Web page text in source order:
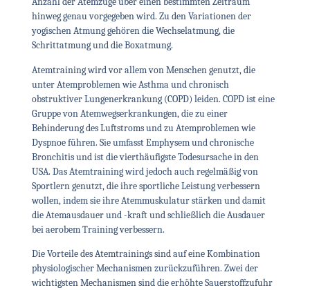
hinweg genau vorgegeben wird. Zu den Variationen der
yogischen Atmung gehören die Wechselatmung, die
Schrittatmung und die Boxatmung.
Atemtraining wird vor allem von Menschen genutzt, die
unter Atemproblemen wie Asthma und chronisch
obstruktiver Lungenerkrankung (COPD) leiden. COPD ist eine
Gruppe von Atemwegserkrankungen, die zu einer
Behinderung des Luftstroms und zu Atemproblemen wie
Dyspnoe führen. Sie umfasst Emphysem und chronische
Bronchitis und ist die vierthäufigste Todesursache in den
USA. Das Atemtraining wird jedoch auch regelmäßig von
Sportlern genutzt, die ihre sportliche Leistung verbessern
wollen, indem sie ihre Atemmuskulatur stärken und damit
die Atemausdauer und -kraft und schließlich die Ausdauer
bei aerobem Training verbessern.
Die Vorteile des Atemtrainings sind auf eine Kombination
physiologischer Mechanismen zurückzuführen. Zwei der
wichtigsten Mechanismen sind die erhöhte Sauerstoffzufuhr